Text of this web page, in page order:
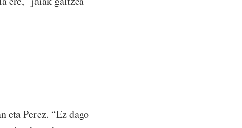
eta Perez. “Ez dago